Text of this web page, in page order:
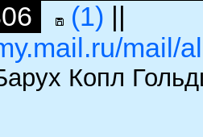
(1) ||
mail/
Копл